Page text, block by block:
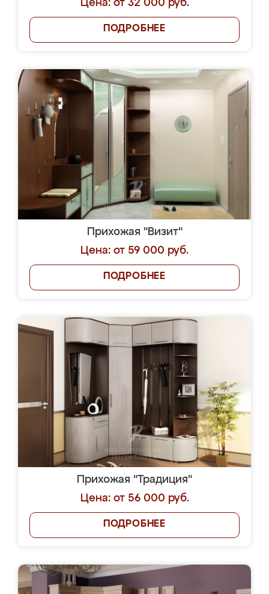
Цена: от 32 000 руб.
ПОДРОБНЕЕ
Прихожая "Визит"
Цена: от 59 000 руб.
ПОДРОБНЕЕ
Прихожая "Традиция"
Цена: от 56 000 руб.
ПОДРОБНЕЕ